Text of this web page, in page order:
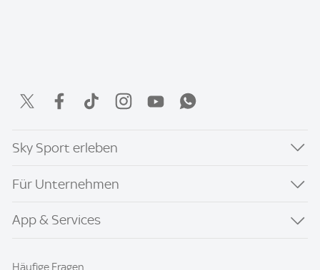
Sky Sport erleben
Für Unternehmen
App & Services
Häufige Fragen